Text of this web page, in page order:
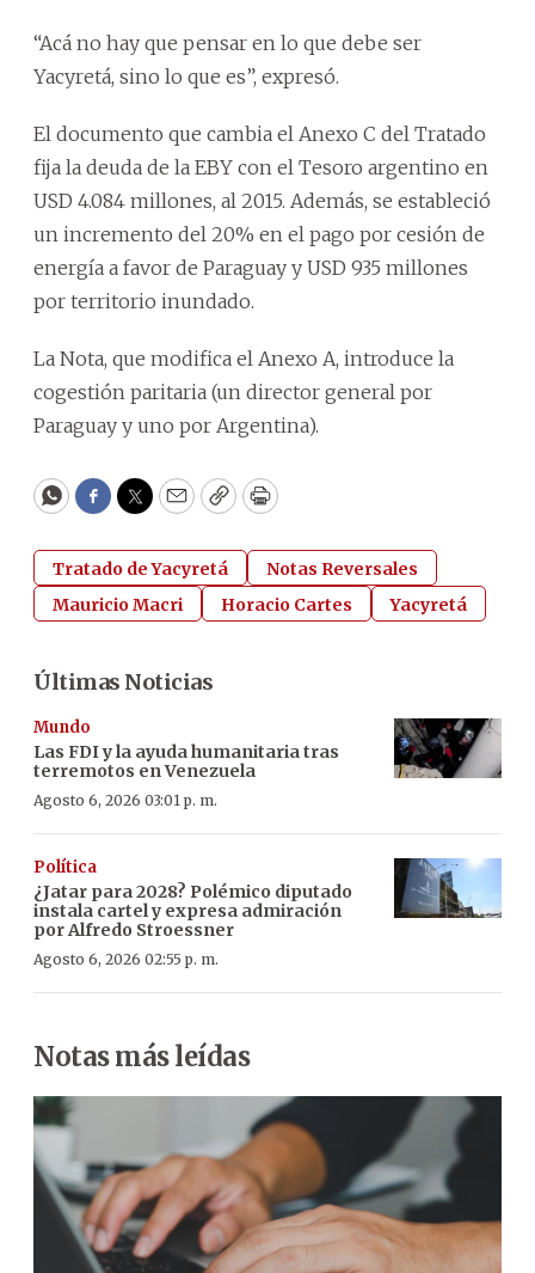
“Acá no hay que pensar en lo que debe ser
Yacyretá, sino lo que es”, expresó.
El documento que cambia el Anexo C del Tratado
fija la deuda de la EBY con el Tesoro argentino en
USD 4.084 millones, al 2015. Además, se estableció
un incremento del 20% en el pago por cesión de
energía a favor de Paraguay y USD 935 millones
por territorio inundado.
La Nota, que modifica el Anexo A, introduce la
cogestión paritaria (un director general por
Paraguay y uno por Argentina).
WhatsApp
Facebook
Twitter
EmailCopyPrint
Tratado de Yacyretá
Notas Reversales
Mauricio Macri
Horacio Cartes Yacyretá
Últimas Noticias
Mundo
Las FDI y la ayuda humanitaria tras
terremotos en Venezuela
Agosto 6, 2026 03:01 p. m.
Política
¿Jatar para 2028? Polémico diputado
instala cartel y expresa admiración
por Alfredo Stroessner
Agosto 6, 2026 02:55 p. m.
Notas más leídas